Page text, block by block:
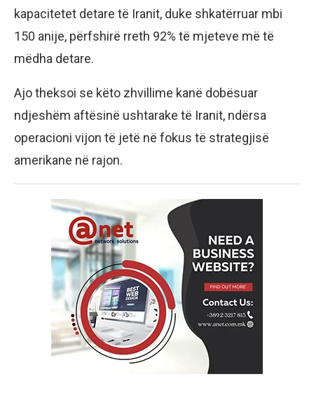
kapacitetet detare të Iranit, duke shkatërruar mbi
150 anije, përfshirë rreth 92% të mjeteve më të
mëdha detare.
Ajo theksoi se këto zhvillime kanë dobësuar
ndjeshëm aftësinë ushtarake të Iranit, ndërsa
operacioni vijon të jetë në fokus të strategjisë
amerikane në rajon.